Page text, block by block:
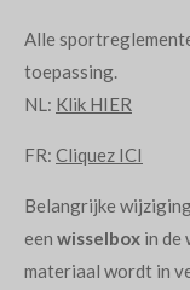
Alle
toepassing.
NL: Klik HIER
FR: Cliquez ICI
Belangrijke
een wisselbox in de
materiaal wordt in